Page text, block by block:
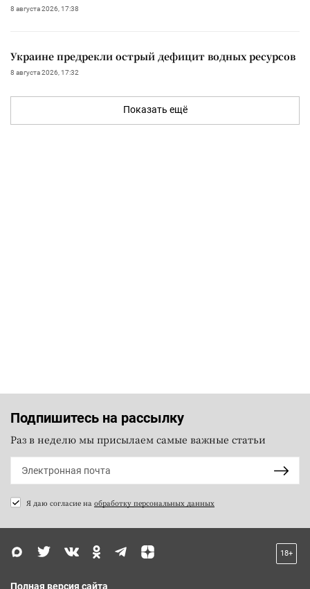
8 августа 2026, 17:38
Украине предрекли острый дефицит водных ресурсов
8 августа 2026, 17:32
Показать ещё
Подпишитесь на рассылку
Раз в неделю мы присылаем самые важные статьи
Я даю согласие на обработку персональных данных
18+
Полная версия сайта